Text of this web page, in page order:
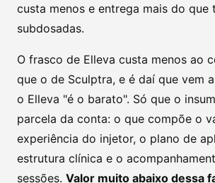
custa menos e entrega mais do que
subdosadas.
O frasco de Elleva custa menos ao
que o de Sculptra, e é daí que vem
o Elleva "é o barato". Só que o
parcela da conta: o que compõe o
experiência do injetor, o plano de
estrutura clínica e o
sessões. Valor muito abaixo dessa